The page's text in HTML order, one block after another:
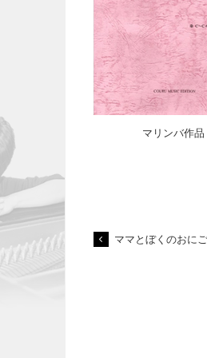
マリンバ作品
ママとぼくのおに